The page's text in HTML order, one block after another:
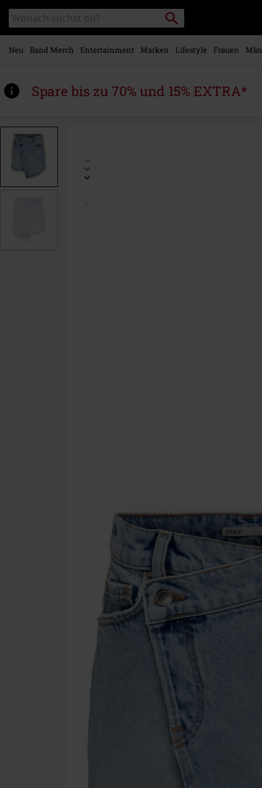
Hauptinhalt
springen
Katalog
durchsuchen
Packstation
suchen
Neu Band Merch Entertainment Marken Lifestyle Frauen
Spare bis zu 70% und 15% EXTRA*
www.emp.at/p/kogkat-
564372.html